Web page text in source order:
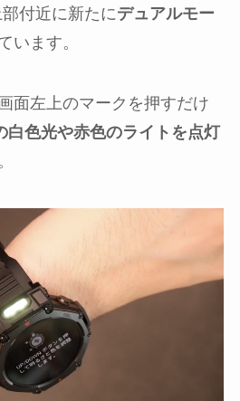
付近に新たにデュアルモー
います。
面左上のマークを押すだけ
白色光や赤色のライトを点灯